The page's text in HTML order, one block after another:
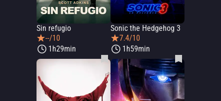
Sin refugio
--/10
1h29min
Sonic the Hedgehog 3
7.4/10
1h59min